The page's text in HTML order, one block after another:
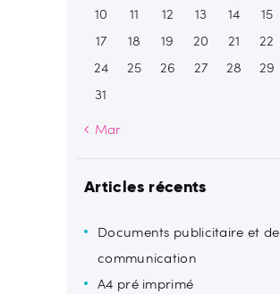
10
11 12 13 14 15
17
18 19 20 21 22
24
25 26 27 28 29
31
« Mar
Articles récents
Documents publicitaire et de
communication
A4 pré imprimé